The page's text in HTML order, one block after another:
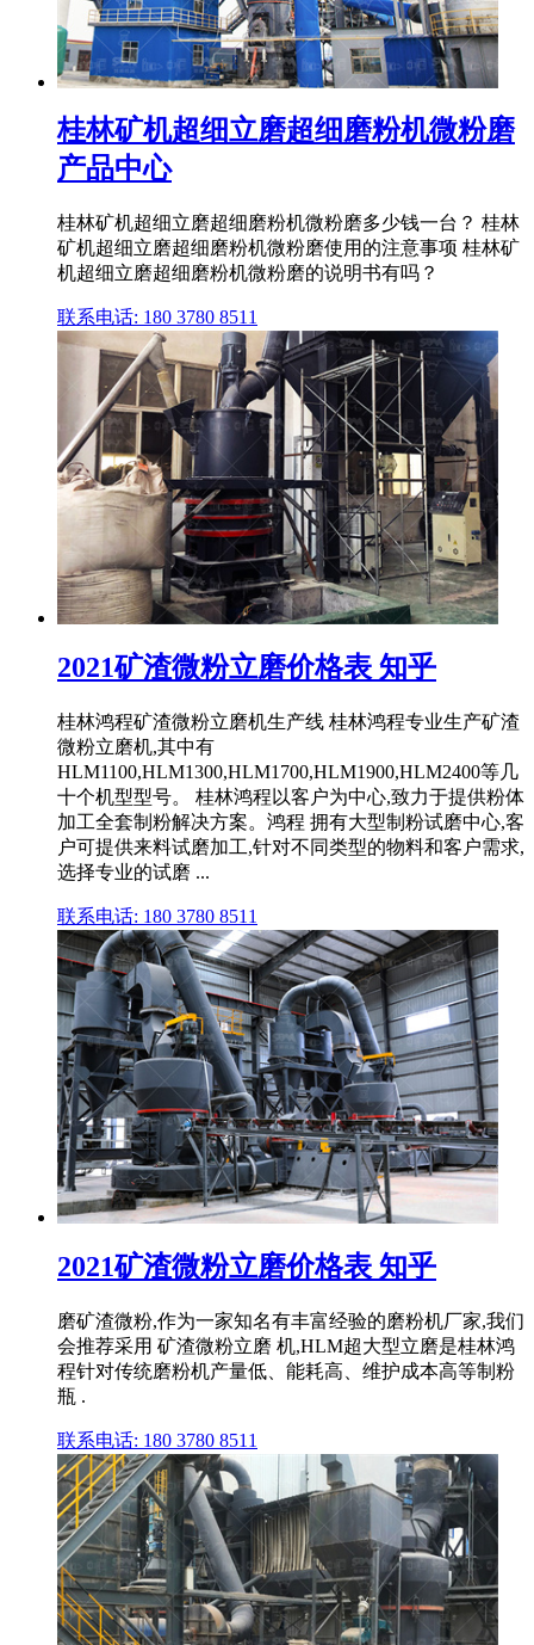
桂林矿机超细立磨超细磨粉机微粉磨
产品中心
桂林矿机超细立磨超细磨粉机微粉磨多少钱一台？ 桂林
矿机超细立磨超细磨粉机微粉磨使用的注意事项 桂林矿
机超细立磨超细磨粉机微粉磨的说明书有吗？
联系电话: 180 3780 8511
2021矿渣微粉立磨价格表 知乎
桂林鸿程矿渣微粉立磨机生产线 桂林鸿程专业生产矿渣
微粉立磨机,其中有
HLM1100,HLM1300,HLM1700,HLM1900,HLM2400等几
十个机型型号。 桂林鸿程以客户为中心,致力于提供粉体
加工全套制粉解决方案。鸿程 拥有大型制粉试磨中心,客
户可提供来料试磨加工,针对不同类型的物料和客户需求,
选择专业的试磨 ...
联系电话: 180 3780 8511
2021矿渣微粉立磨价格表 知乎
磨矿渣微粉,作为一家知名有丰富经验的磨粉机厂家,我们
会推荐采用 矿渣微粉立磨 机,HLM超大型立磨是桂林鸿
程针对传统磨粉机产量低、能耗高、维护成本高等制粉
瓶 .
联系电话: 180 3780 8511